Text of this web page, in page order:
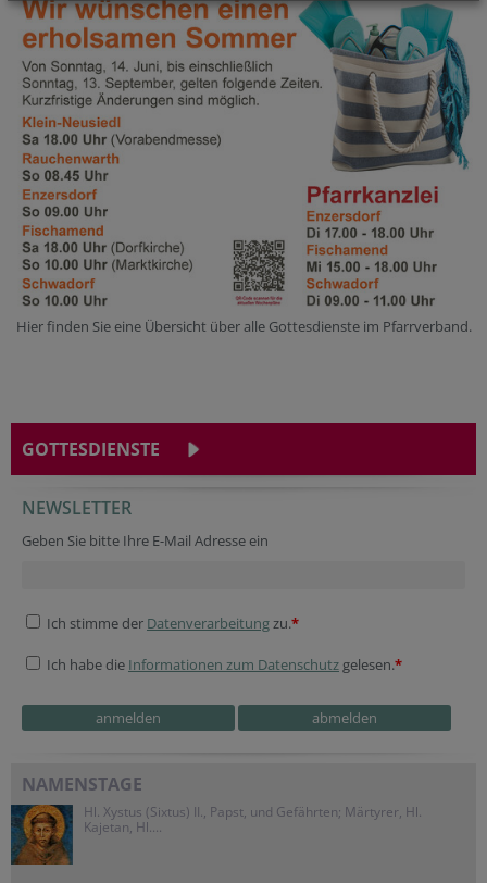
Hier finden Sie eine Übersicht über alle Gottesdienste im Pfarrverband.
GOTTESDIENSTE
NEWSLETTER
Geben Sie bitte Ihre E-Mail Adresse ein
Ich stimme der Datenverarbeitungzu.*
Ich habe die Informationen zum Datenschutz gelesen.*
NAMENSTAGE
Hl. Xystus (Sixtus) II., Papst, und Gefährten; Märtyrer, Hl.
Kajetan, Hl....